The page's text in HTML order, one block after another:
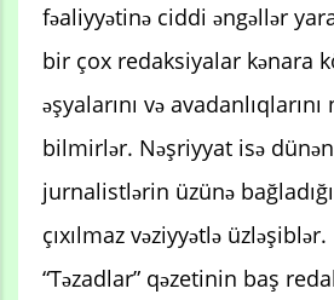
fəaliyyətinə ciddi əngəllər
bir çox redaksiyalar kənara
əşyalarını və
bilmirlər. Nəşriyyat isə
jurnalistlərin üzünə
çıxılmaz vəziyyətlə üzləşiblər.
“Təzadlar” qəzetinin baş